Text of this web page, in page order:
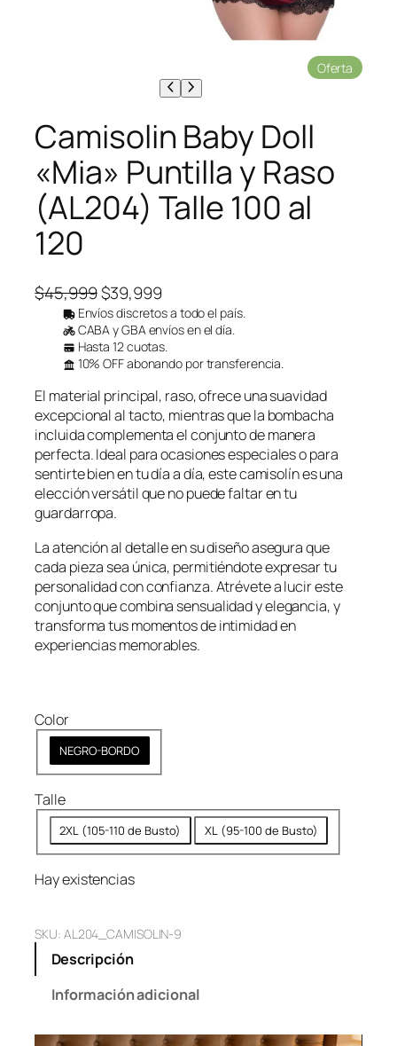
Oferta
r
Camisolin Baby Doll
«Mia» Puntilla y Raso
(AL204) Talle 100 al
120
$45,999E
l
p
r
c
i
o
o
r
i
i
n
a
l
e
$
4
5
9
9
.
$39,999E
l
p
r
c
i
o
a
c
a
l
e
s
:
,
9
.
Envíos discretos a todo el país.
CABA y GBA envíos en el día.
Hasta 12 cuotas.
10% OFF abonando por transferencia.
El material principal, raso, ofrece una suavidad
excepcional al tacto, mientras que la bombacha
incluida complementa el conjunto de manera
perfecta. Ideal para ocasiones especiales o para
sentirte bien en tu día a día, este camisolín es una
elección versátil que no puede faltar en tu
guardarropa.
La atención al detalle en su diseño asegura que
cada pieza sea única, permitiéndote expresar tu
personalidad con confianza. Atrévete a lucir este
conjunto que combina sensualidad y elegancia, y
transforma tus momentos de intimidad en
experiencias memorables.
Color
NEGRO-BORDO
Talle
2XL (105-110 de Busto) XL (95-100 de Busto)
Hay existencias
SKU: AL204_CAMISOLIN-9
Descripción
Información adicional